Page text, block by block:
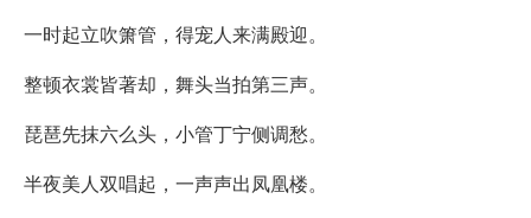
一时起立吹箫管，得宠人来满殿迎。
整顿衣裳皆著却，舞头当拍第三声。
琵琶先抹六么头，小管丁宁侧调愁。
半夜美人双唱起，一声声出凤凰楼。